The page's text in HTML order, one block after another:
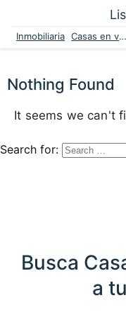
Inmobiliaria Casas en venta
Nothing Found
It seems we can't
Search for:
Busca
a